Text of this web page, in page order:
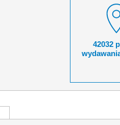
42032
wydawania